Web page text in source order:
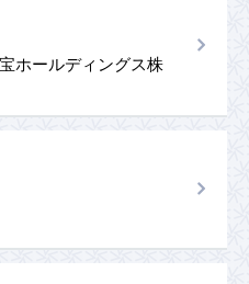
ホールディングス株